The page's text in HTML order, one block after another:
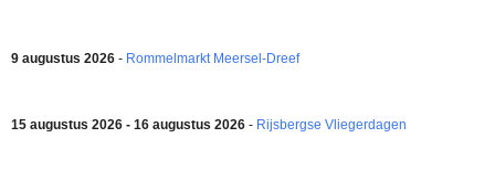
9 augustus 2026 - Rommelmarkt Meersel-Dreef
15 augustus 2026 - 16 augustus 2026 - Rijsbergse Vliegerdagen